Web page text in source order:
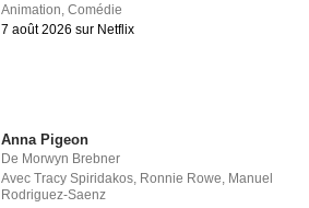
Animation,Comédie
7 août 2026 sur Netflix
Anna Pigeon
De Morwyn Brebner
AvecTracy Spiridakos, Ronnie Rowe, Manuel
Rodriguez-Saenz